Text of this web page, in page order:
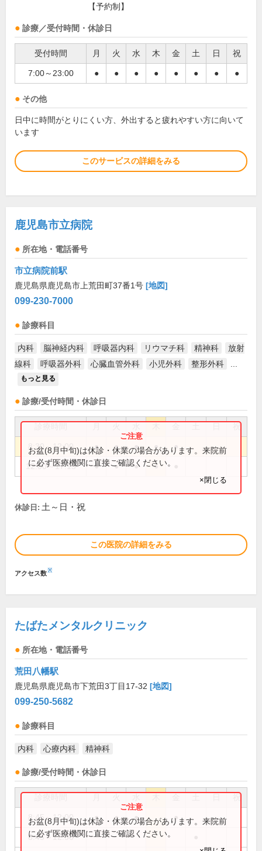
【予約制】
診療／受付時間・休診日
受付時間 月 火 水 木 金 土 日 祝
7:00～23:00 ● ● ● ● ● ● ● ●
その他
日中に時間がとりにくい方、外出すると疲れやすい方に向いて
います
このサービスの詳細をみる
鹿児島市立病院
所在地・電話番号
市立病院前駅
鹿児島県鹿児島市上荒田町37番1号 [地図]
099-230-7000
診療科目
内科 脳神経内科 呼吸器内科 リウマチ科 精神科
放射
線科
呼吸器外科 心臓血管外科 小児外科 整形外科
もっと見る
診療/受付時間・休診日
祝
8:30～12:00 ● ● ● ● ●
12:00～17:15 ● ● ● ●
お盆(8月中旬)は休診・休業の場合があります。来院前
に必ず医療機関に直接ご確認ください。
×閉じる
休診日: 土～日・祝
この医院の詳細をみる
アクセス数※
たばたメンタルクリニック
所在地・電話番号
荒田八幡駅
鹿児島県鹿児島市下荒田3丁目17-32 [地図]
099-250-5682
診療科目
内科 心療内科 精神科
診療/受付時間・休診日
祝
8:45～12:00 ● ● ● ●
8:45～12:30
お盆(8月中旬)は休診・休業の場合があります。来院前
に必ず医療機関に直接ご確認ください。